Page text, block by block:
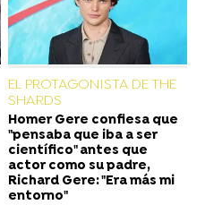
EL PROTAGONISTA DE THE
SHARDS
Homer Gere confiesa que
"pensaba que iba a ser
científico" antes que
actor como su padre,
Richard Gere: "Era más mi
entorno"